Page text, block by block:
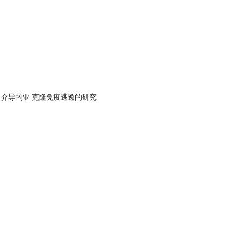
导的亚 克隆免疫逃逸的研究